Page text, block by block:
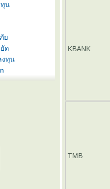
ทุน
ภั
ด
งทุน
ทุน
อร์
KBANK
TMB